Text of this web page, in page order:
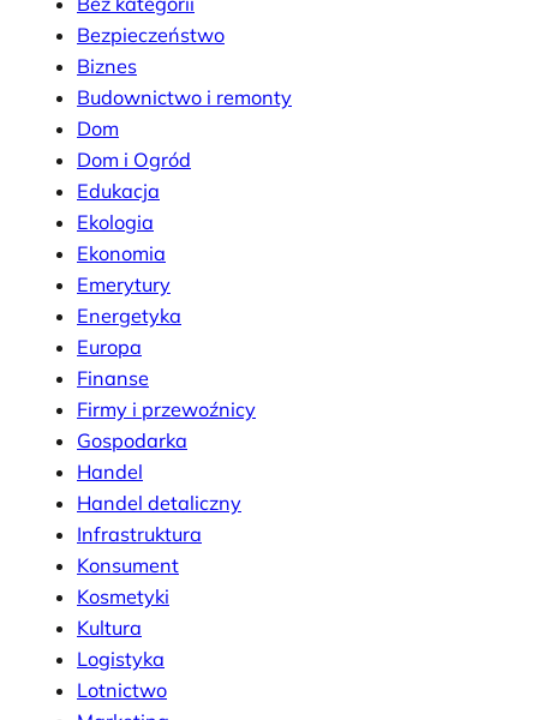
Bezpieczeństwo
Biznes
Budownictwo i remonty
Dom
Dom i Ogród
Edukacja
Ekologia
Ekonomia
Emerytury
Energetyka
Europa
Finanse
Firmy i przewoźnicy
Gospodarka
Handel
Handel detaliczny
Infrastruktura
Konsument
Kosmetyki
Kultura
Logistyka
Lotnictwo